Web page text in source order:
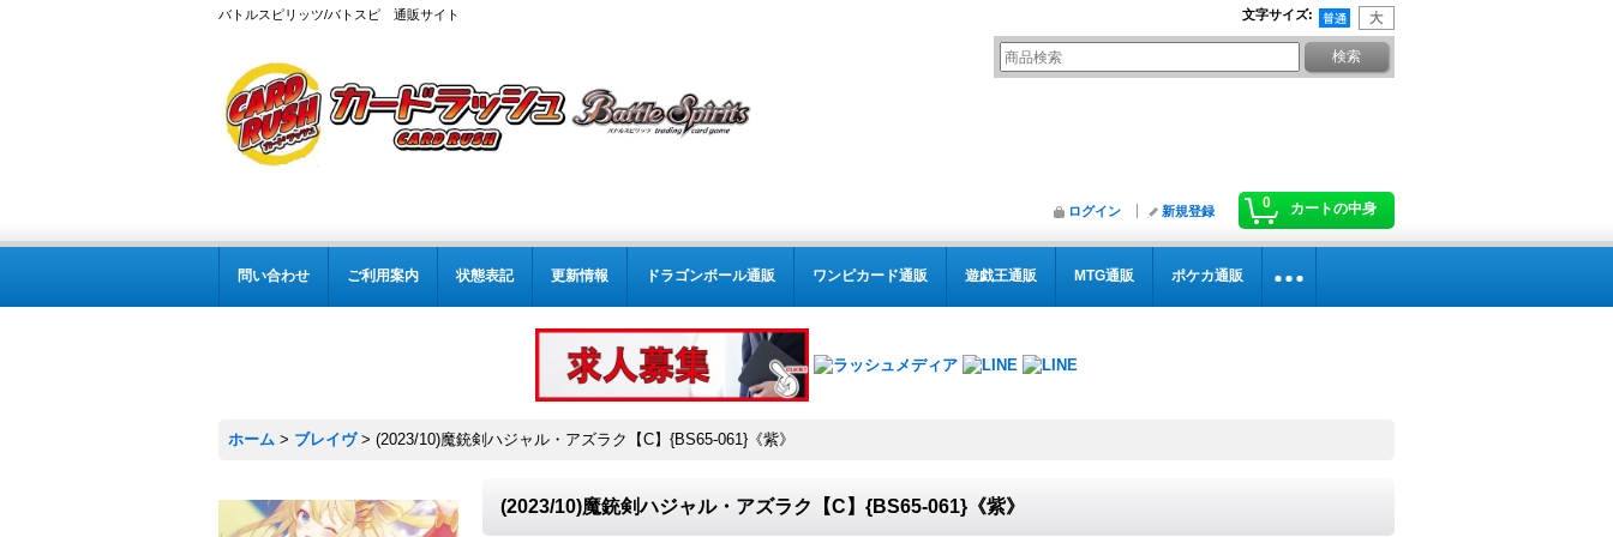
バトルスピリッツ/バトスピ 通販サイト 文字サイズ:
0 カートの中身
ログイン 新規登録
問い合わせ ご利用案内 状態表記 更新情報 ドラゴンボール通販 ワンピカード通販 遊戯王通販 MTG通販 ポケカ通販
ホーム > ブレイヴ > (2023/10)魔銃剣ハジャル・アズラク【C】{BS65-061}《紫》
(2023/10)魔銃剣ハジャル・アズラク【C】{BS65-061}《紫》